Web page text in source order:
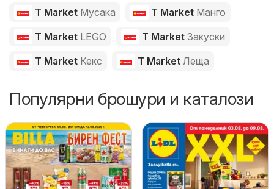
T Market Мусака T Market Манго
T Market LEGO T Market Закуски
T Market Кекс T Market Леща
Популярни брошури и каталози